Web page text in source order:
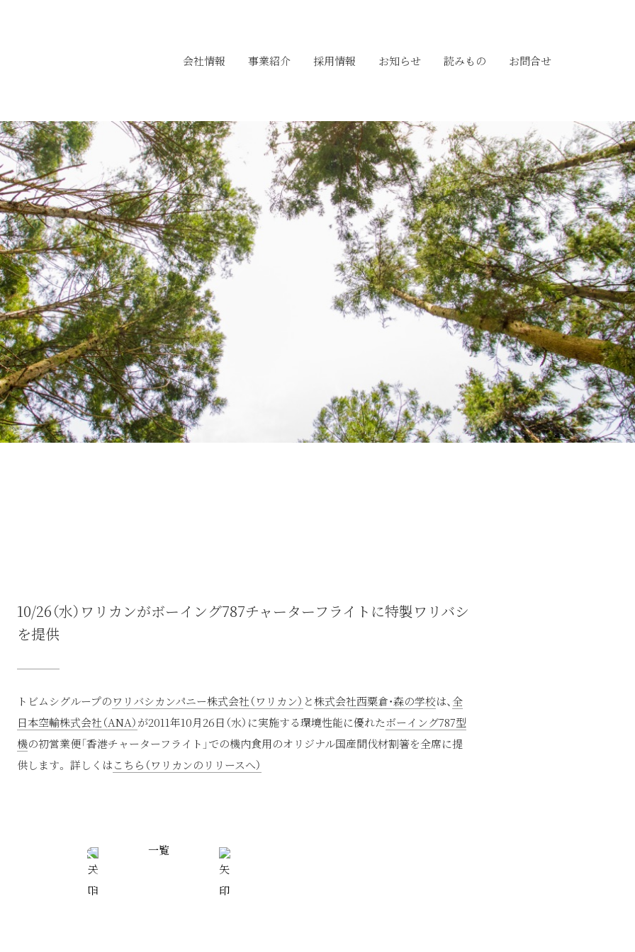
会社情報 事業紹介 採用情報 お知らせ 読みもの お問合せ
10/26（水）ワリカンがボーイング787チャーターフライトに特製ワリバシ
を提供
トビムシグループのワリバシカンパニー株式会社（ワリカン） と株式会社西粟倉・森の学校は、全
日本空輸株式会社（ANA）が2011年10月26日（水）に実施する環境性能に優れたボーイング787型
機の初営業便「香港チャーターフライト」での機内食用のオリジナル国産間伐材割箸を全席に提
供します。 詳しくはこちら（ワリカンのリリースへ）
一覧